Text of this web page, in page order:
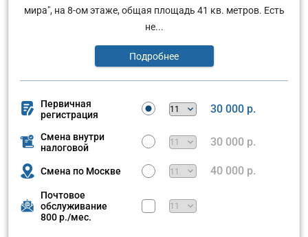
мира", на 8-ом этаже, общая площадь 41 кв. метров. Есть
не...
Подробнее
Первичная
регистрация
30 000 р.
Смена внутри
налоговой
30 000 р.
Смена по Москве 40 000 р.
Почтовое
обслуживание
800 р./мес.